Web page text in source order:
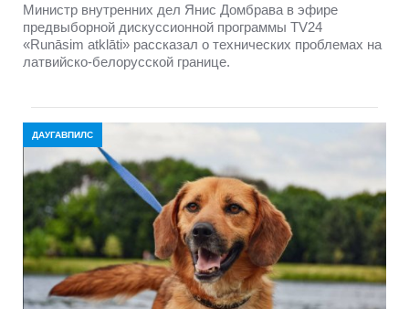
Министр внутренних дел Янис Домбрава в эфире
предвыборной дискуссионной программы TV24
«Runāsim atklāti» рассказал о технических проблемах на
латвийско-белорусской границе.
ДАУГАВПИЛС